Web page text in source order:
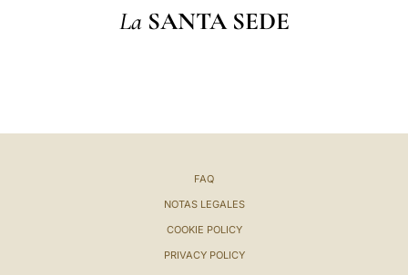
La SANTA SEDE
FAQ
NOTAS LEGALES
COOKIE POLICY
PRIVACY POLICY